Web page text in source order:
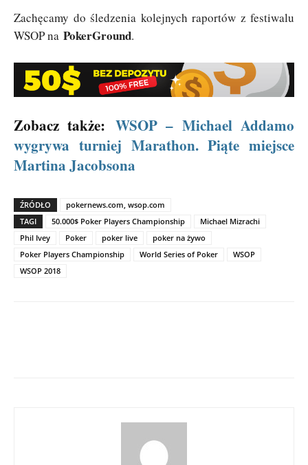
Zachęcamy do śledzenia kolejnych raportów z festiwalu
WSOP na PokerGround.
Zobacz także: WSOP – Michael Addamo
wygrywa turniej Marathon. Piąte miejsce
Martina Jacobsona
ŹRÓDŁO
pokernews.com, wsop.com
TAGI
50.000$ Poker Players Championship
Michael Mizrachi
Phil Ivey
Poker poker live
poker na żywo
Poker Players Championship
World Series of Poker
WSOP
WSOP 2018